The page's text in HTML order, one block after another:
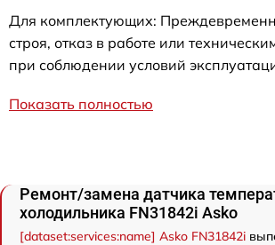
Для комплектующих:
строя, отказ в работе или
при соблюдении условий
Показать полностью
Ремонт/замена датчика
холодильника FN31842i Asko
[dataset:services:name] Asko FN31842i